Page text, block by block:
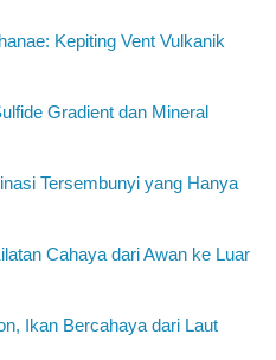
Kepiting Vent Vulkanik
Gradient dan Mineral
Tersembunyi yang Hanya
Cahaya dari Awan ke Luar
Ikan Bercahaya dari Laut